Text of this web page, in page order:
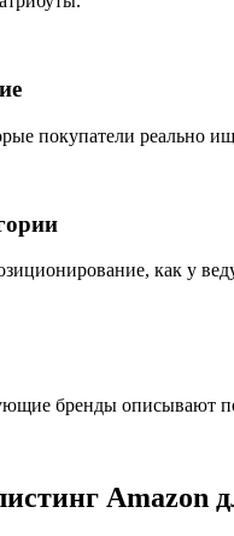
покупатели реально
как у
бренды описывают
Amazon